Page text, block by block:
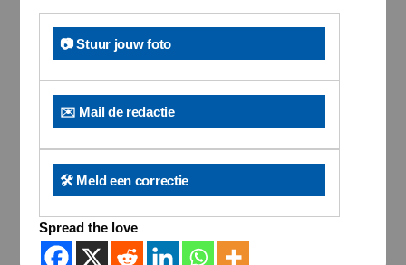
📷 Stuur jouw foto
✉️ Mail de redactie
🛠️ Meld een correctie
Spread the love